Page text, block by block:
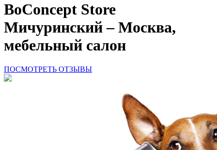
BoConcept Store
Мичуринский – Москва,
мебельный салон
ПОСМОТРЕТЬ ОТЗЫВЫ